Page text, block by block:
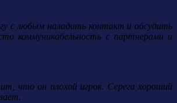
с любым наладить контакт и обсудить
коммуникабельность с партнерами и
что он плохой игрок. Серега хороший